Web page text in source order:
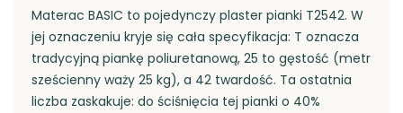
Materac BASIC to pojedynczy plaster pianki T2542. W
jej oznaczeniu kryje się cała specyfikacja: T oznacza
tradycyjną piankę poliuretanową, 25 to gęstość (metr
sześcienny waży 25 kg), a 42 twardość. Ta ostatnia
liczba zaskakuje: do ściśnięcia tej pianki o 40%